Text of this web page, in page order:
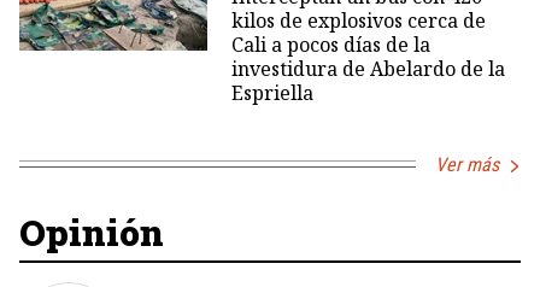
kilos de explosivos cerca de
Cali a pocos días de la
investidura de Abelardo de la
Espriella
Ver más
Opinión